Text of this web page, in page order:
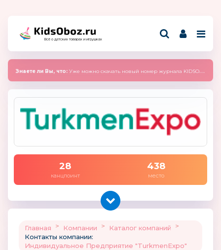
Всё о детских товарах и игрушках
Знаете ли Вы, что: Уже можно скачать новый номер журнала KIDSOBOZ 2025 (сентябрь)
28
канцпоинт
438
место
Главная > Компании > Каталог компаний
>
Контакты компании:
Индивидуальное Предприятие "TurkmenExpo"